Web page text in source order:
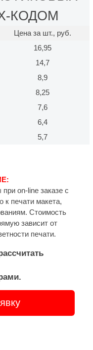
КОДОМ
Цена за шт., руб.
16,95
14,7
8,9
8,25
7,6
6,4
5,7
on-line заказе с
к печати макета,
Стоимость
зависит от
печати.